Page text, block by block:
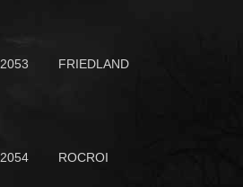
2053 FRIEDLAND
2054 ROCROI